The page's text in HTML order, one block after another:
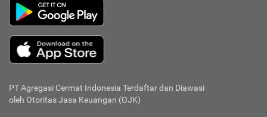
PT Agregasi Cermat Indonesia Terdaftar dan Diawasi
oleh Otoritas Jasa Keuangan (OJK)